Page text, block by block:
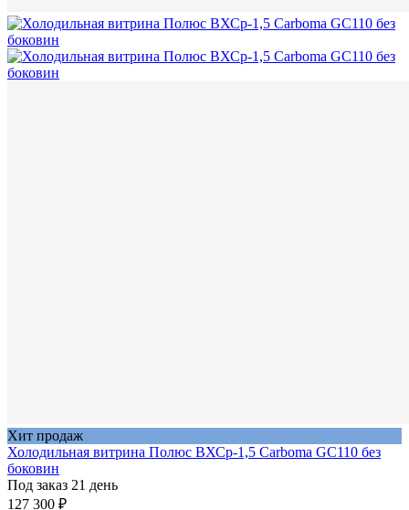
Хит продаж
Холодильная витрина Полюс ВХСр-1,5 Carboma GC110 без
боковин
Под заказ 21 день
127 300 ₽